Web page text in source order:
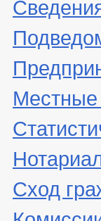
Местные
Сход